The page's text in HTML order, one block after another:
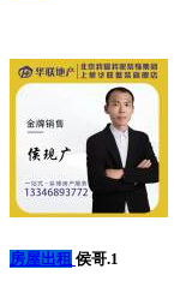
房屋出租 侯哥.1